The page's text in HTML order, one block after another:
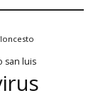
san luis